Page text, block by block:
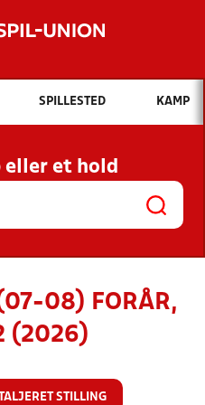
Hvad vil du søge efter?
OG NYHEDER
KLUBBER OG
SPILLESTED KAMP
eller et hold
08) FORÅR,
(2026)
STILLING